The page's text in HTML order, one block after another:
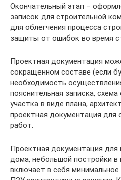
Окончательный этап –
записок для строительной
для облегчения процесса
защиты от ошибок во время
Проектная документация
сокращенном составе (если
необходимость
пояснительная записка,
участка в виде плана,
проектная документация для
работ.
Проектная документация для
дома, небольшой постройки в
включает в себя